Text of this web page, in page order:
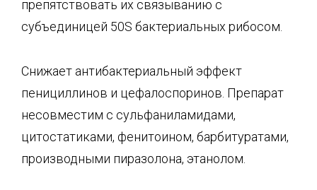
препятствовать их связыванию с
субъединицей 50S бактериальных рибосом.
Снижает антибактериальный эффект
пенициллинов и цефалоспоринов. Препарат
несовместим с сульфаниламидами,
цитостатиками, фенитоином, барбитуратами,
производными пиразолона, этанолом.